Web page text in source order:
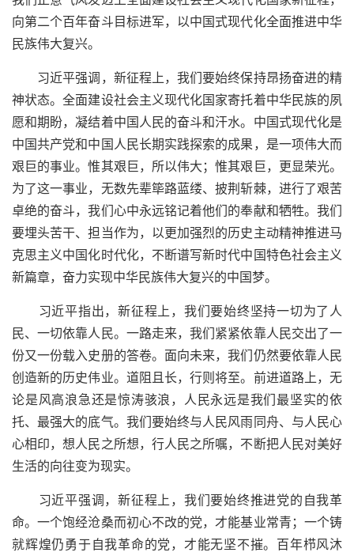
向第二个百年奋斗目标进军，以中国式现代化全面推进中华
民族伟大复兴。
习近平强调，新征程上，我们要始终保持昂扬奋进的精
神状态。全面建设社会主义现代化国家寄托着中华民族的夙
愿和期盼，凝结着中国人民的奋斗和汗水。中国式现代化是
中国共产党和中国人民长期实践探索的成果，是一项伟大而
艰巨的事业。惟其艰巨，所以伟大；惟其艰巨，更显荣光。
为了这一事业，无数先辈筚路蓝缕、披荆斩棘，进行了艰苦
卓绝的奋斗，我们心中永远铭记着他们的奉献和牺牲。我们
要埋头苦干、担当作为，以更加强烈的历史主动精神推进马
克思主义中国化时代化，不断谱写新时代中国特色社会主义
新篇章，奋力实现中华民族伟大复兴的中国梦。
习近平指出，新征程上，我们要始终坚持一切为了人
民、一切依靠人民。一路走来，我们紧紧依靠人民交出了一
份又一份载入史册的答卷。面向未来，我们仍然要依靠人民
创造新的历史伟业。道阻且长，行则将至。前进道路上，无
论是风高浪急还是惊涛骇浪，人民永远是我们最坚实的依
托、最强大的底气。我们要始终与人民风雨同舟、与人民心
心相印，想人民之所想，行人民之所嘱，不断把人民对美好
生活的向往变为现实。
习近平强调，新征程上，我们要始终推进党的自我革
命。一个饱经沧桑而初心不改的党，才能基业常青；一个铸
就辉煌仍勇于自我革命的党，才能无坚不摧。百年栉风沐